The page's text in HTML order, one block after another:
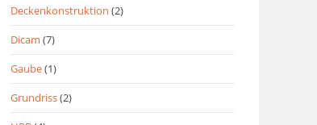
Deckenkonstruktion (2)
Dicam (7)
Gaube(1)
Grundriss(2)